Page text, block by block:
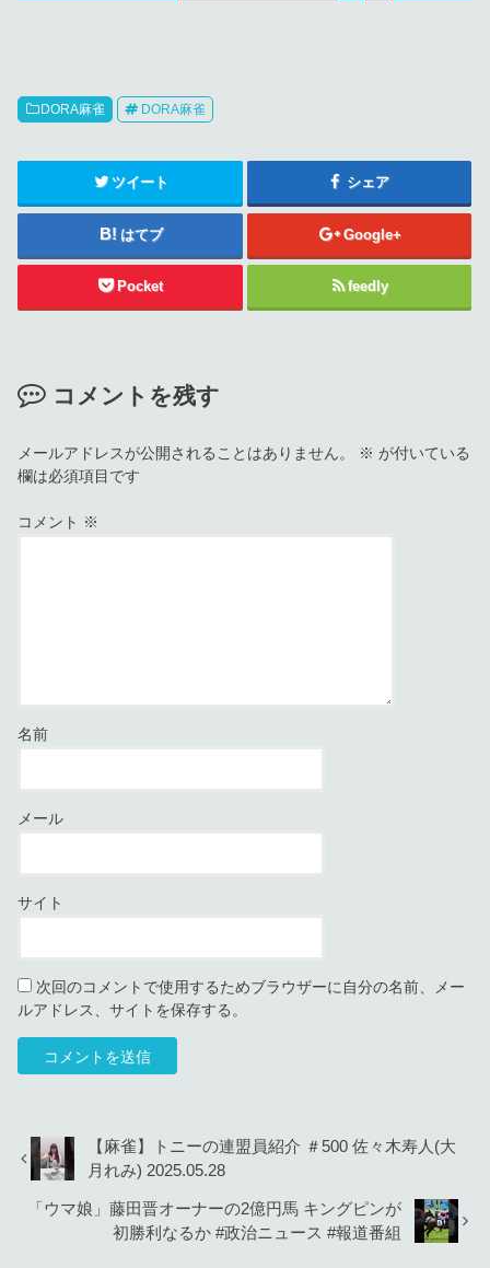
DORA麻雀 DORA麻雀
ツイート シェア
はてブ Google+
Pocket feedly
コメントを残す
メールアドレスが公開されることはありません。 ※ が付いている
欄は必須項目です
コメント ※
名前
メール
サイト
次回のコメントで使用するためブラウザーに自分の名前、メー
ルアドレス、サイトを保存する。
【麻雀】トニーの連盟員紹介 ＃500 佐々木寿人(大
月れみ) 2025.05.28
「ウマ娘」藤田晋オーナーの2億円馬 キングピンが
初勝利なるか #政治ニュース #報道番組